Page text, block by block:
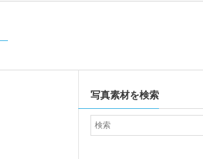
写真素材を検索